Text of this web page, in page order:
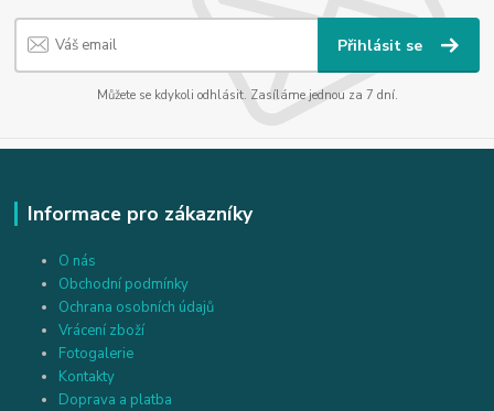
Přihlásit se
Můžete se kdykoli odhlásit. Zasíláme jednou za 7 dní.
Informace pro zákazníky
O nás
Obchodní podmínky
Ochrana osobních údajů
Vrácení zboží
Fotogalerie
Kontakty
Doprava a platba